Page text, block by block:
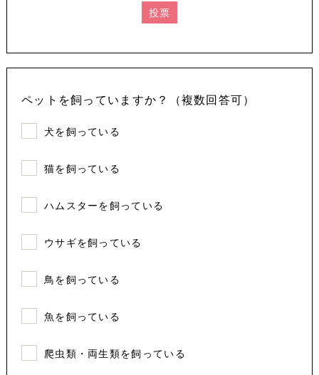
投票
ペットを飼っていますか？（複数回答可）
犬を飼っている
猫を飼っている
ハムスターを飼っている
ウサギを飼っている
鳥を飼っている
魚を飼っている
爬虫類・両生類を飼っている